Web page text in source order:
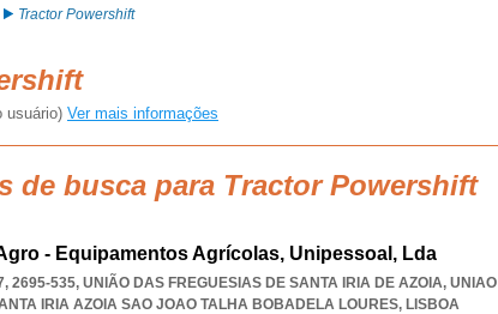
Tractor Powershift
usuário) Ver mais informações
de busca para Tractor Powershift
- Equipamentos Agrícolas, Unipessoal, Lda
2695-535, UNIÃO DAS FREGUESIAS DE SANTA IRIA DE AZOIA, UNIAO
IRIA AZOIA SAO JOAO TALHA BOBADELA LOURES, LISBOA